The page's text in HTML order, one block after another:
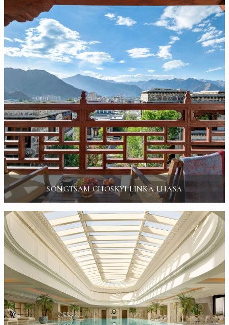
SONGTSAM CHOSKYI LINKA LHASA